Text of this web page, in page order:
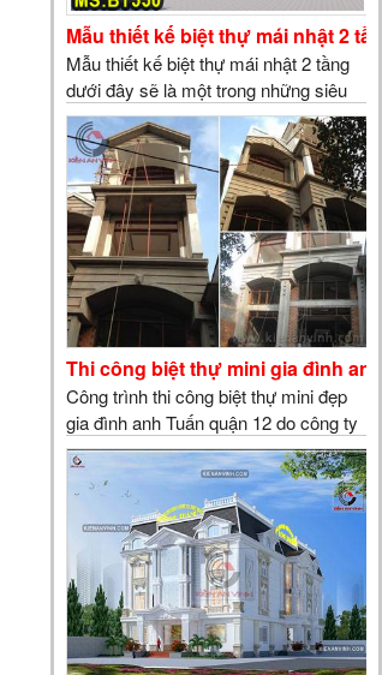
Mẫu thiết kế biệt thự mái nhật 2
Mẫu thiết kế biệt thự mái nhật 2 tầng
dưới đây sẽ là một trong những siêu
phẩm đẹp với diện tích 17x15m đẹp
được nhiều chủ nhà đánh giá là biệt
thự mái nhật 3 gian đẹp. Màu sắc thì
tương đối nhã nhặn với m&agrav…
Thi công biệt thự mini gia đình
Công trình thi công biệt thự mini đẹp
gia đình anh Tuấn quận 12 do công ty
TNHH tư vấn thiết kế xây dựng Kiến
An Vinh thiết kế và thi công. …